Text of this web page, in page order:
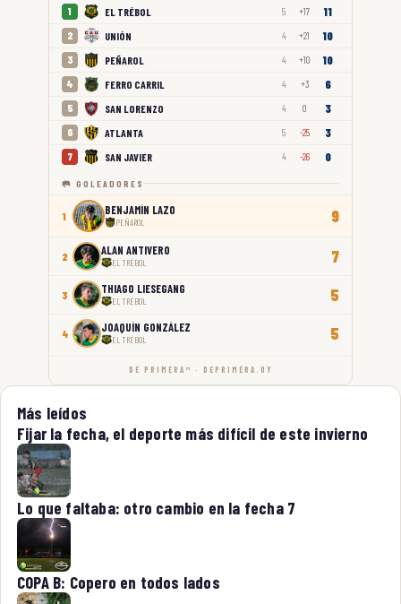
1 EL TRÉBOL 5 +17 11
2 UNIÓN 4 +21 10
3 PEÑAROL 4 +10 10
4 FERRO CARRIL 4 +3 6
5 SAN LORENZO 4 0 3
6 ATLANTA 5 -25 3
7 SAN JAVIER 4 -26 0
🥅 GOLEADORES
1 BENJAMÍN LAZO
PEÑAROL 9
2 ALAN ANTIVERO
EL TRÉBOL 7
3 THIAGO LIESEGANG
EL TRÉBOL 5
4 JOAQUÍN GONZÁLEZ
EL TRÉBOL 5
DE PRIMERA™ · DEPRIMERA.UY
Más leídos
Fijar la fecha, el deporte más difícil de este invierno
Lo que faltaba: otro cambio en la fecha 7
COPA B: Copero en todos lados